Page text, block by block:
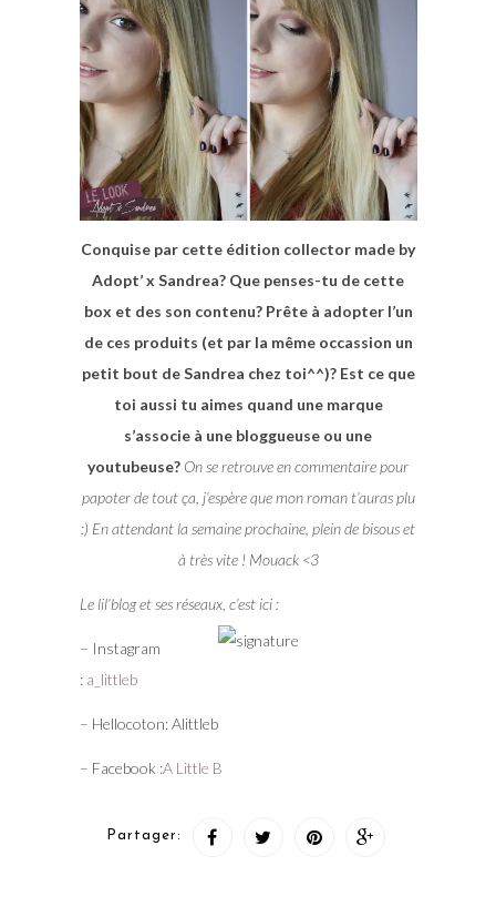
Conquise par cette édition collector made by
Adopt’ x Sandrea? Que penses-tu de cette
box et des son contenu? Prête à adopter l’un
de ces produits (et par la même occassion un
petit bout de Sandrea chez toi^^)? Est ce que
toi aussi tu aimes quand une marque
s’associe à une bloggueuse ou une
youtubeuse? On se retrouve en commentaire pour
papoter de tout ça, j’espère que mon roman t’auras plu
:) En attendant la semaine prochaine, plein de bisous et
à très vite ! Mouack <3
Le lil’blog et ses réseaux, c’est ici :
– Instagram
: a_littleb
– Hellocoton: Alittleb
– Facebook :A Little B
Partager: